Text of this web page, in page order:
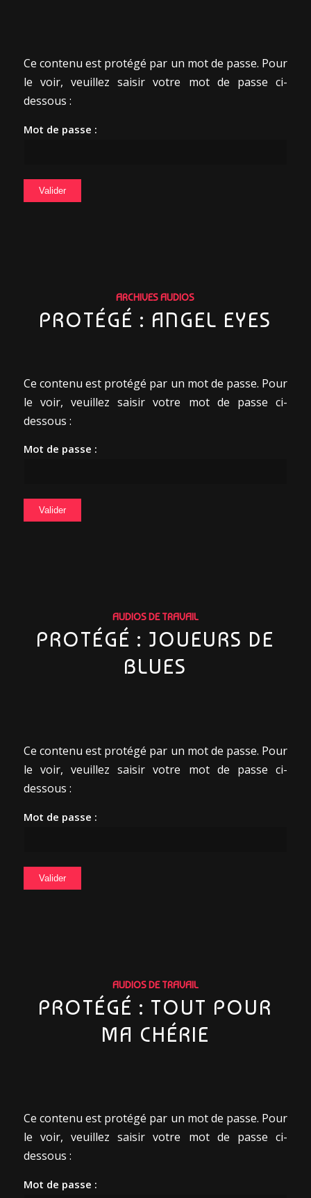
Ce contenu est protégé par un mot de passe. Pour
le voir, veuillez saisir votre mot de passe ci-
dessous :
Mot de passe :
ARCHIVES AUDIOS
PROTÉGÉ : ANGEL EYES
Ce contenu est protégé par un mot de passe. Pour
le voir, veuillez saisir votre mot de passe ci-
dessous :
Mot de passe :
AUDIOS DE TRAVAIL
PROTÉGÉ : JOUEURS DE
BLUES
Ce contenu est protégé par un mot de passe. Pour
le voir, veuillez saisir votre mot de passe ci-
dessous :
Mot de passe :
AUDIOS DE TRAVAIL
PROTÉGÉ : TOUT POUR
MA CHÉRIE
Ce contenu est protégé par un mot de passe. Pour
le voir, veuillez saisir votre mot de passe ci-
dessous :
Mot de passe :